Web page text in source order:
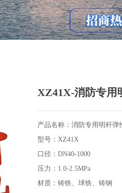
XZ41X-消防专用
产品名称：消防专用明杆弹
型号：XZ41X
口径：DN40-1000
压力：1.0-2.5MPa
材质：铸铁、球铁、铸钢